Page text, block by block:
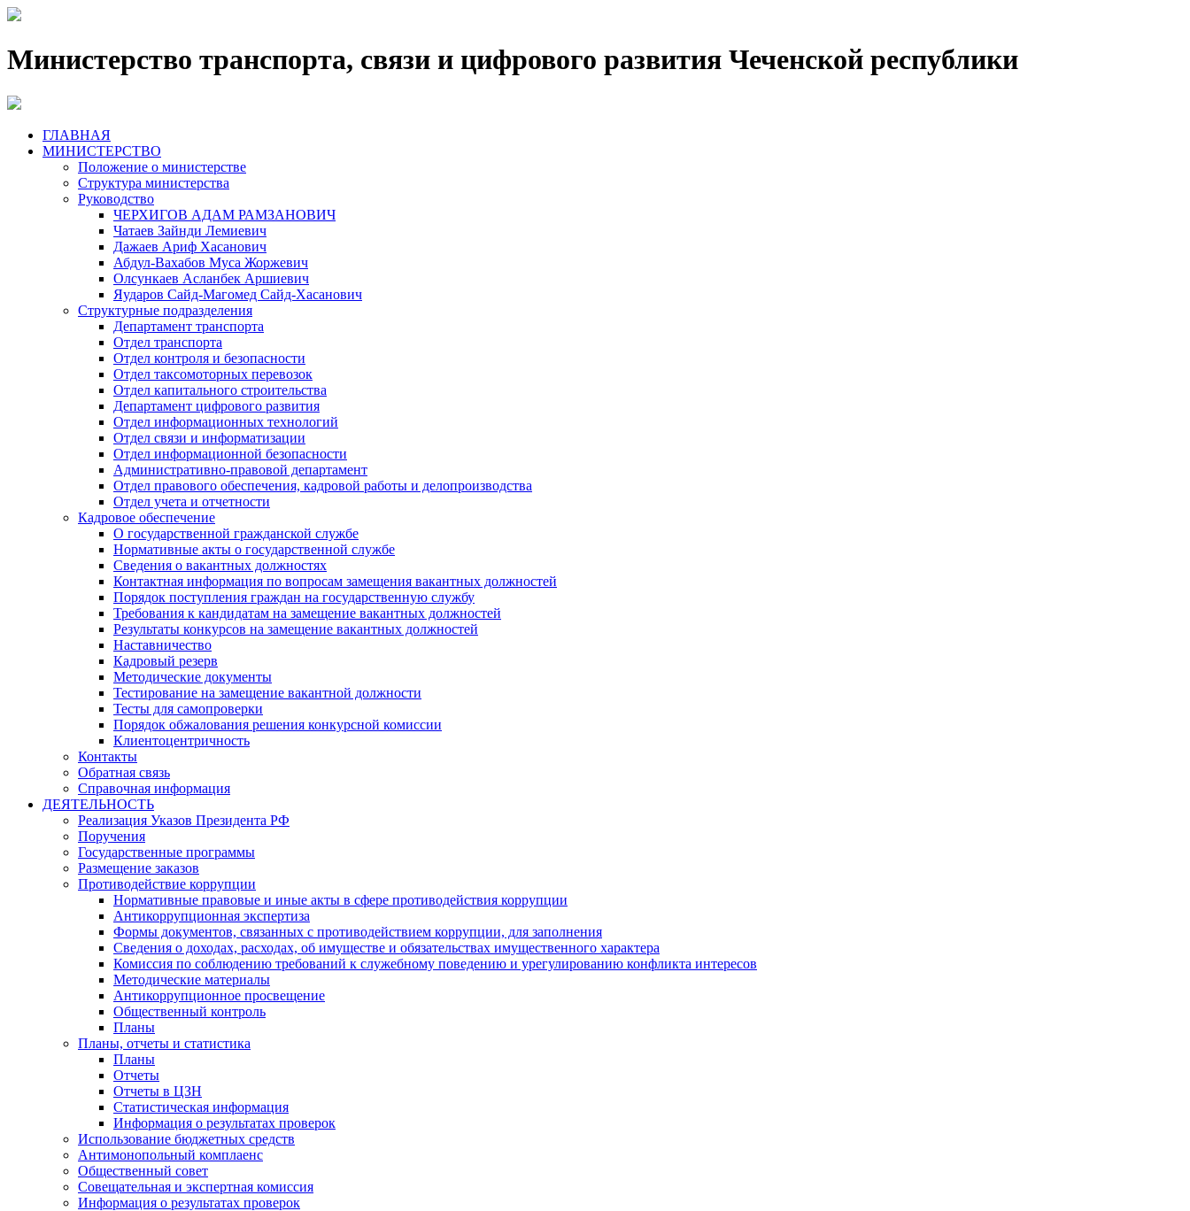
Министерство транспорта, связи и цифрового развития Чеченской республики
ГЛАВНАЯ
МИНИСТЕРСТВО
Положение о министерстве
Структура министерства
Руководство
ЧЕРХИГОВ АДАМ РАМЗАНОВИЧ
Чатаев Зайнди Лемиевич
Дажаев Ариф Хасанович
Абдул-Вахабов Муса Жоржевич
Олсункаев Асланбек Аршиевич
Яударов Сайд-Магомед Сайд-Хасанович
Структурные подразделения
Департамент транспорта
Отдел транспорта
Отдел контроля и безопасности
Отдел таксомоторных перевозок
Отдел капитального строительства
Департамент цифрового развития
Отдел информационных технологий
Отдел связи и информатизации
Отдел информационной безопасности
Административно-правовой департамент
Отдел правового обеспечения, кадровой работы и делопроизводства
Отдел учета и отчетности
Кадровое обеспечение
О государственной гражданской службе
Нормативные акты о государственной службе
Сведения о вакантных должностях
Контактная информация по вопросам замещения вакантных должностей
Порядок поступления граждан на государственную службу
Требования к кандидатам на замещение вакантных должностей
Результаты конкурсов на замещение вакантных должностей
Наставничество
Кадровый резерв
Методические документы
Тестирование на замещение вакантной должности
Тесты для самопроверки
Порядок обжалования решения конкурсной комиссии
Клиентоцентричность
Контакты
Обратная связь
Справочная информация
ДЕЯТЕЛЬНОСТЬ
Реализация Указов Президента РФ
Поручения
Государственные программы
Размещение заказов
Противодействие коррупции
Нормативные правовые и иные акты в сфере противодействия коррупции
Антикоррупционная экспертиза
Формы документов, связанных с противодействием коррупции, для заполнения
Сведения о доходах, расходах, об имуществе и обязательствах имущественного характера
Комиссия по соблюдению требований к служебному поведению и урегулированию конфликта интересов
Методические материалы
Антикоррупционное просвещение
Общественный контроль
Планы
Планы, отчеты и статистика
Планы
Отчеты
Отчеты в ЦЗН
Статистическая информация
Информация о результатах проверок
Использование бюджетных средств
Антимонопольный комплаенс
Общественный совет
Совещательная и экспертная комиссия
Информация о результатах проверок